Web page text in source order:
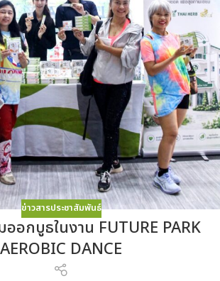
ข่าวสารประชาสัมพันธ์
ออกบูธในงาน FUTURE PARK
AEROBIC DANCE